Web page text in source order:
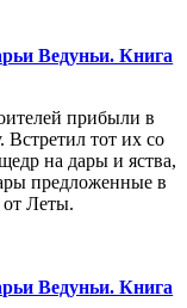
Ведуньи. Книга
прибыли в
Встретил тот их со
на дары и яства,
предложенные в
от Леты.
Ведуньи. Книга